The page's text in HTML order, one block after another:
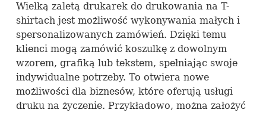
Wielką zaletą drukarek do drukowania na T-
shirtach jest możliwość wykonywania małych i
spersonalizowanych zamówień. Dzięki temu
klienci mogą zamówić koszulkę z dowolnym
wzorem, grafiką lub tekstem, spełniając swoje
indywidualne potrzeby. To otwiera nowe
możliwości dla biznesów, które oferują usługi
druku na życzenie. Przykładowo, można założyć